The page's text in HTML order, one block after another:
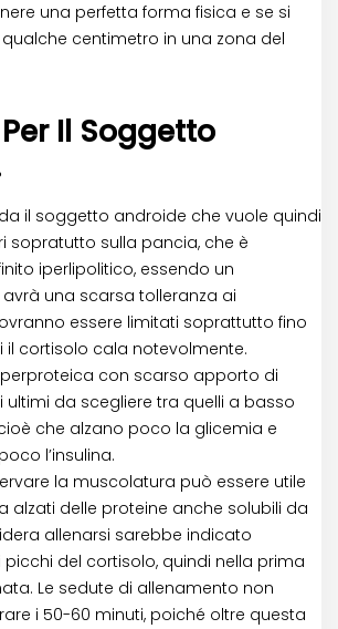
una perfetta forma fisica e se si
centimetro in una zona del
Il Soggetto
il soggetto androide che vuole quindi
sopratutto sulla pancia, che è
iperlipolitico, essendo un
una scarsa tolleranza ai
essere limitati soprattutto fino
il cortisolo cala notevolmente.
con scarso apporto di
ultimi da scegliere tra quelli a basso
che alzano poco la glicemia e
l’insulina.
la muscolatura può essere utile
alzati delle proteine anche solubili da
allenarsi sarebbe indicato
picchi del cortisolo, quindi nella prima
Le sedute di allenamento non
i 50-60 minuti, poiché oltre questa